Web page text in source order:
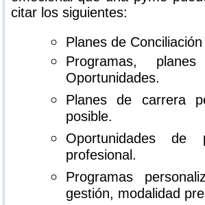
citar los siguientes:
Planes de
Programas,
Oportunidades.
Planes de carrera
posible.
Oportunidades de
profesional.
Programas
gestión, modalidad